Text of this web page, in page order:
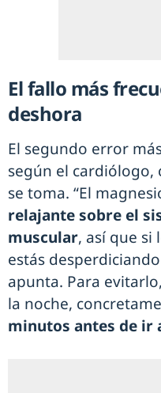
El fallo más
deshora
El segundo error
según el cardiólogo,
se toma. “El
relajante sobre el
muscular, así que si
estás
apunta. Para
la noche,
minutos antes de ir